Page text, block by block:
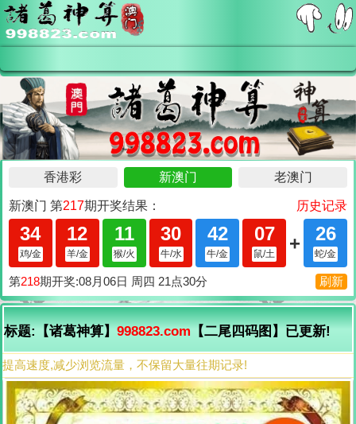
标题:【诸葛神算】 998823.com 【二尾四码图】已更新!
提高速度,减少浏览流量，不保留大量往期记录!